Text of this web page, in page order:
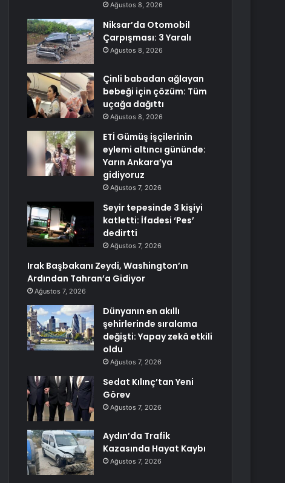
Ağustos 8, 2026
Niksar’da Otomobil
Çarpışması: 3 Yaralı
Ağustos 8, 2026
Çinli babadan ağlayan
bebeği için çözüm: Tüm
uçağa dağıttı
Ağustos 8, 2026
ETİ Gümüş işçilerinin
eylemi altıncı gününde:
Yarın Ankara’ya
gidiyoruz
Ağustos 7, 2026
Seyir tepesinde 3 kişiyi
katletti: İfadesi ‘Pes’
dedirtti
Ağustos 7, 2026
Irak Başbakanı Zeydi, Washington’ın
Ardından Tahran’a Gidiyor
Ağustos 7, 2026
Dünyanın en akıllı
şehirlerinde sıralama
değişti: Yapay zekâ etkili
oldu
Ağustos 7, 2026
Sedat Kılınç’tan Yeni
Görev
Ağustos 7, 2026
Aydın’da Trafik
Kazasında Hayat Kaybı
Ağustos 7, 2026